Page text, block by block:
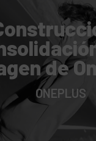
de
ONEPLUS